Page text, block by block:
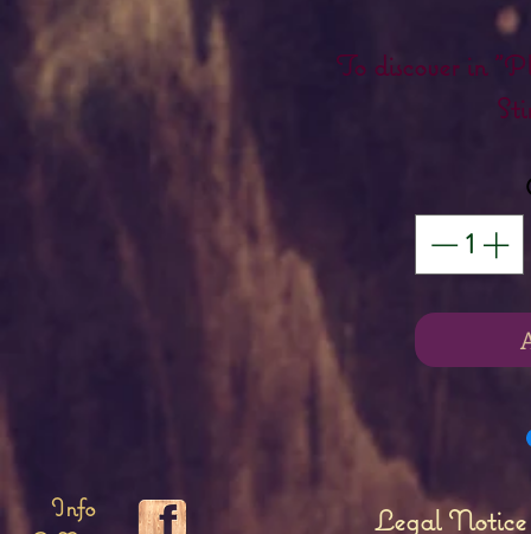
To discover in
Info
Legal Notice